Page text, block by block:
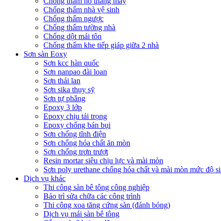
Chống thấm nhà vệ sinh
Chống thấm ngược
Chống thấm tường nhà
Chống dột mái tôn
Chống thấm khe tiếp giáp giữa 2 nhà
Sơn sàn Eoxy
Sơn kcc hàn quốc
Sơn nanpao đài loan
Sơn thái lan
Sơn sika thụy sỹ
Sơn tự phẳng
Epoxy 3 lớp
Epoxy chịu tải trọng
Epoxy chống bán bụi
Sơn chống tĩnh điện
Sơn chống hóa chất ăn mòn
Sơn chống trơn trượt
Resin mortar siêu chịu lực và mài mòn
Sơn poly urethane chống hóa chất và mài mòn mức độ
Dịch vụ khác
Thi công sàn bê tông công nghiệp
Bảo trì sửa chữa các công trình
Thi công xoa tăng cứng sàn (đánh bóng)
Dịch vụ mái sàn bê tông